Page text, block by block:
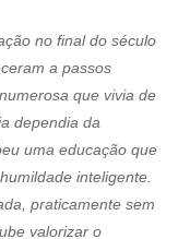
no final do século
a passos
que vivia de
dependia da
uma educação que
inteligente.
praticamente sem
valorizar o